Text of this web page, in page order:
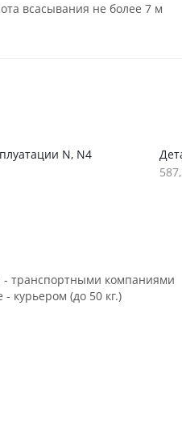
всасывания не более 7 м
N, N4
- транспортными компаниями
курьером (до 50 кг.)